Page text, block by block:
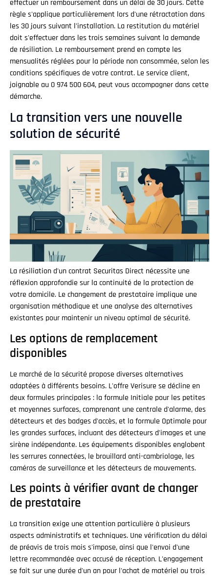
effectuer un remboursement dans un délai de 30 jours. Cette
règle s'applique particulièrement lors d'une rétractation dans
les 30 jours suivant l'installation. La restitution du matériel
doit s'effectuer dans les trois semaines suivant la demande
de résiliation. Le remboursement prend en compte les
mensualités réglées pour la période non consommée, selon les
conditions spécifiques de votre contrat. Le service client,
joignable au 0 974 500 604, peut vous accompagner dans cette
démarche.
La transition vers une nouvelle
solution de sécurité
La résiliation d'un contrat Securitas Direct nécessite une
réflexion approfondie sur la continuité de la protection de
votre domicile. Le changement de prestataire implique une
organisation méthodique et une analyse des alternatives
existantes pour maintenir un niveau optimal de sécurité.
Les options de remplacement
disponibles
Le marché de la sécurité propose diverses alternatives
adaptées à différents besoins. L'offre Verisure se décline en
deux formules principales : la formule Initiale pour les petites
et moyennes surfaces, comprenant une centrale d'alarme, des
détecteurs et des badges d'accès, et la formule Optimale pour
les grandes surfaces, incluant des détecteurs d'images et une
sirène indépendante. Les équipements disponibles englobent
les serrures connectées, le brouillard anti-cambriolage, les
caméras de surveillance et les détecteurs de mouvements.
Les points à vérifier avant de changer
de prestataire
La transition exige une attention particulière à plusieurs
aspects administratifs et techniques. Une vérification du délai
de préavis de trois mois s'impose, ainsi que l'envoi d'une
lettre recommandée avec accusé de réception. L'engagement
se fait sur une durée d'un an pour l'achat de matériel ou trois